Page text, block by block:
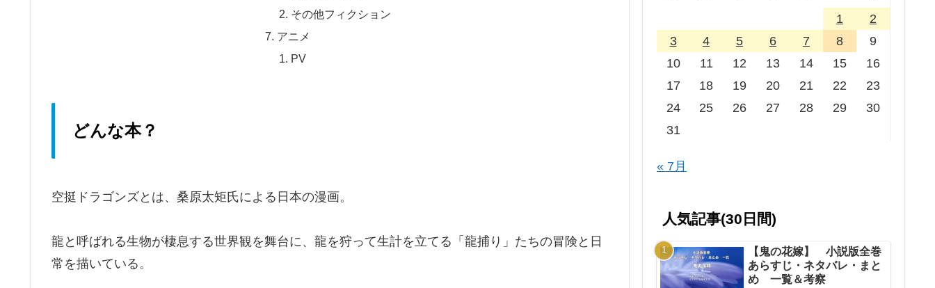
その他フィクション
アニメ
PV
どんな本？
空挺ドラゴンズとは、桑原太矩氏による日本の漫画。
龍と呼ばれる生物が棲息する世界観を舞台に、龍を狩って生計を立てる「龍捕り」たちの冒険と日
常を描いている。
1
2
3
4 5 6 7 8
9
10
11 12 13 14 15
16
17
18 19 20 21 22
23
24
25 26 27 28 29
30
31
« 7月
人気記事(30日間)
【鬼の花嫁】 小説版全巻
あらすじ・ネタバレ・まと
め 一覧＆考察